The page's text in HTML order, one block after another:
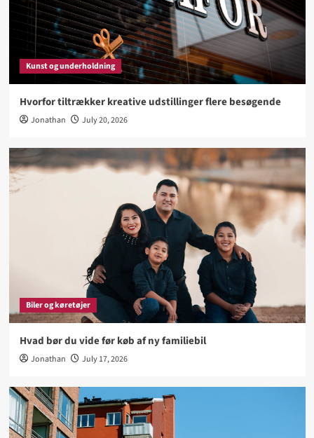
Kunst og underholdning
Hvorfor tiltrækker kreative udstillinger flere besøgende
Jonathan July 20, 2026
Biler og køretøjer
Hvad bør du vide før køb af ny familiebil
Jonathan July 17, 2026